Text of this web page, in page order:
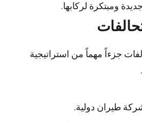
ومبتكرة لركابها.
جزءاً مهماً من استراتيجية